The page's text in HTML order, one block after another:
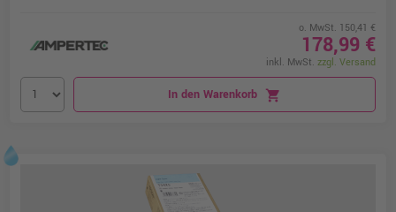
o. MwSt. 150,41 €
178,99 €
inkl. MwSt. zzgl. Versand
In den Warenkorb shopping_cart